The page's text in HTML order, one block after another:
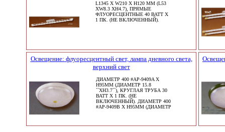
L1345 X W210 X H120 MM (L53
XW8.3 XH4.7), ПРЯМЫЕ
ФЛУОРЕСЦЕНТНЫЕ 40 ВАТТ X
1 ПК. (НЕ ВКЛЮЧЕННЫЙ).
Освещение: флуоресцентный свет, лампа дневного света,
верхний свет
ДИАМЕТР 400 #AP-9409A X
H95MM (ДИАМЕТР 15.8
``XH3.7``), КРУГЛАЯ ТРУБА 30
ВАТТ X 1 ПК. (НЕ
ВКЛЮЧЕННЫЙ). ДИАМЕТР 400
#AP-9409B X H95MM (ДИАМЕТР